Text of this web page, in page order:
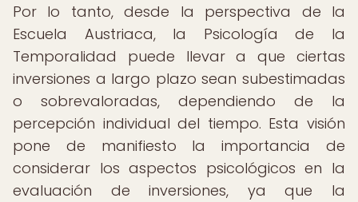
Por lo tanto, desde la perspectiva de la
Escuela Austriaca, la Psicología de la
Temporalidad puede llevar a que ciertas
inversiones a largo plazo sean subestimadas
o sobrevaloradas, dependiendo de la
percepción individual del tiempo. Esta visión
pone de manifiesto la importancia de
considerar los aspectos psicológicos en la
evaluación de inversiones, ya que la